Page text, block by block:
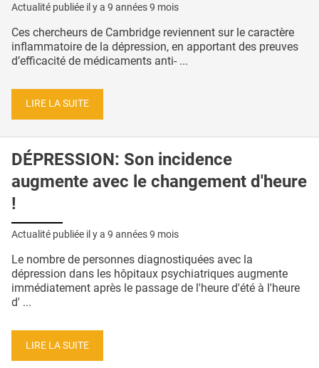
Actualité publiée il y a 9 années 9 mois
Ces chercheurs de Cambridge reviennent sur le caractère
inflammatoire de la dépression, en apportant des preuves
d’efficacité de médicaments anti- ...
LIRE LA SUITE
DÉPRESSION: Son incidence
augmente avec le changement d'heure
!
Actualité publiée il y a 9 années 9 mois
Le nombre de personnes diagnostiquées avec la
dépression dans les hôpitaux psychiatriques augmente
immédiatement après le passage de l'heure d'été à l'heure
d' ...
LIRE LA SUITE